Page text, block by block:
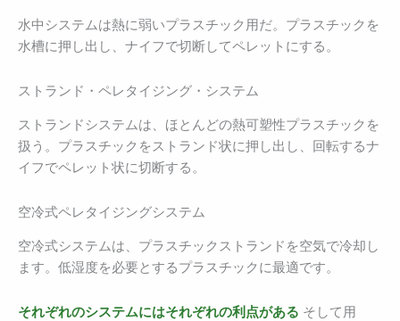
水中システムは熱に弱いプラスチック用だ。プラスチックを
水槽に押し出し、ナイフで切断してペレットにする。
ストランド・ペレタイジング・システム
ストランドシステムは、ほとんどの熱可塑性プラスチックを
扱う。プラスチックをストランド状に押し出し、回転するナ
イフでペレット状に切断する。
空冷式ペレタイジングシステム
空冷式システムは、プラスチックストランドを空気で冷却し
ます。低湿度を必要とするプラスチックに最適です。
それぞれのシステムにはそれぞれの利点がある そして用